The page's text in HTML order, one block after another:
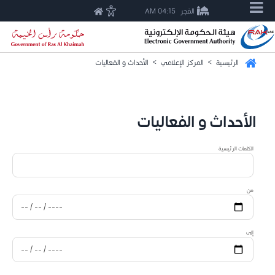
الفجر 04:15 AM
الرئيسية > المركز الإعلامي > الأحداث و الفعاليات
الأحداث و الفعاليات
الكلمات الرئيسية
من
إلى